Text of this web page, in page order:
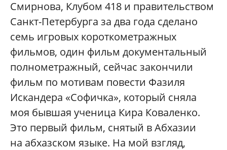
Смирнова, Клубом 418 и правительством
Санкт-Петербурга за два года сделано
семь игровых короткометражных
фильмов, один фильм документальный
полнометражный, сейчас закончили
фильм по мотивам повести Фазиля
Искандера «Софичка», который сняла
моя бывшая ученица Кира Коваленко.
Это первый фильм, снятый в Абхазии
на абхазском языке. На мой взгляд,